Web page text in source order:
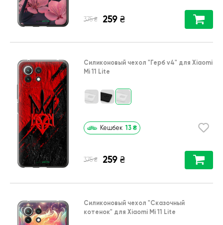
375 ₴ 259 ₴
Силиконовый чехол "Герб v4" для Xiaomi
Mi 11 Lite
Кешбек 13 ₴
375 ₴ 259 ₴
Силиконовый чехол "Сказочный
котенок" для Xiaomi Mi 11 Lite